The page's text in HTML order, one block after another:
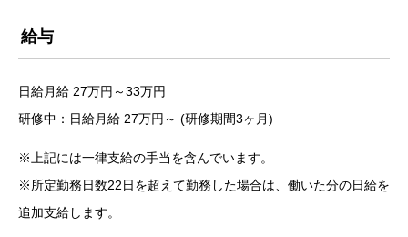
給与
日給月給 27万円～33万円
研修中：日給月給 27万円～ (研修期間3ヶ月)
※上記には一律支給の手当を含んでいます。
※所定勤務日数22日を超えて勤務した場合は、働いた分の日給を
追加支給します。